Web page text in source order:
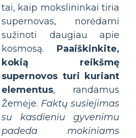
tai, kaip mokslininkai tiria
supernovas, norėdami
sužinoti daugiau apie
kosmosą. Paaiškinkite,
kokią reikšmę
supernovos turi kuriant
elementus, randamus
Žemėje. Faktų susiejimas
su kasdieniu gyvenimu
padeda mokiniams